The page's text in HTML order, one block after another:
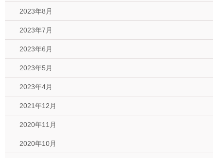
2023年8月
2023年7月
2023年6月
2023年5月
2023年4月
2021年12月
2020年11月
2020年10月